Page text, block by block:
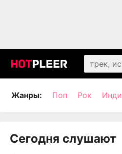
Жанры: Поп Рок Инди
Сегодня слушают